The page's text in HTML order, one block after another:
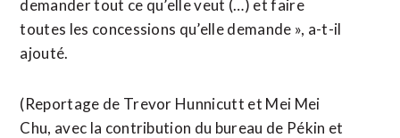
demander tout ce qu’elle veut (…) et faire
toutes les concessions qu’elle demande », a-t-il
ajouté.
(Reportage de Trevor Hunnicutt et Mei Mei
Chu, avec la contribution du bureau de Pékin et